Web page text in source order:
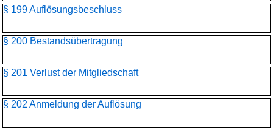
§ 199 Auflösungsbeschluss
§ 200 Bestandsübertragung
§ 201 Verlust der Mitgliedschaft
§ 202 Anmeldung der Auflösung